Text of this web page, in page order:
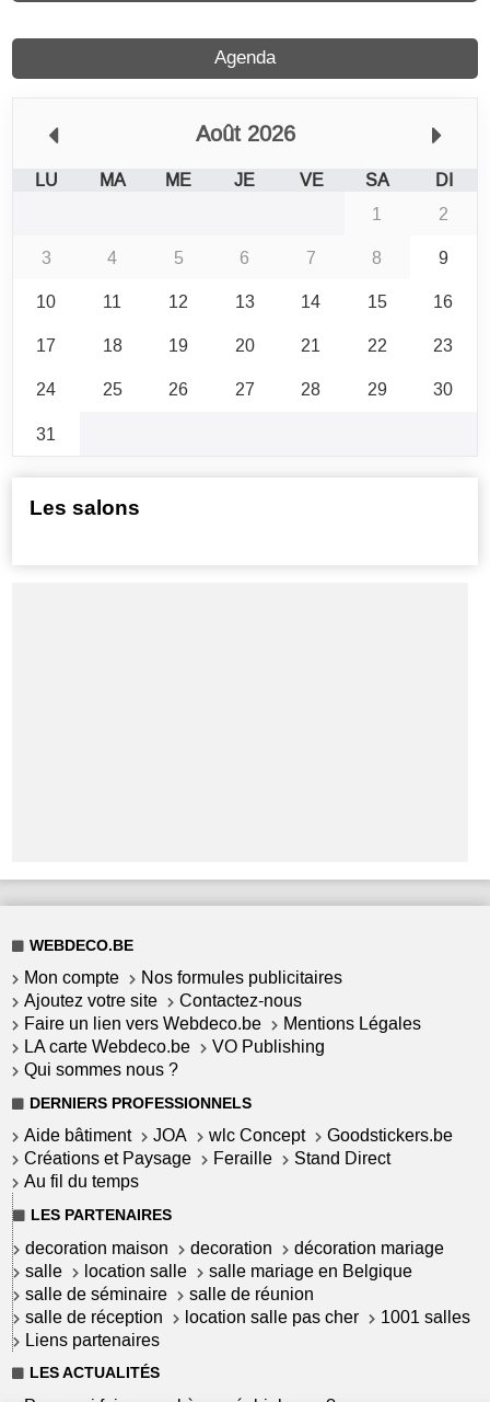
Agenda
Août 2026
LU MA ME JE VE SA
DI
1
2
3
4 5 6 7 8
9
10
11 12 13 14 15
16
17
18 19 20 21 22
23
24
25 26 27 28 29
30
31
Les salons
WEBDECO.BE
Mon compte
Nos formules publicitaires
Ajoutez votre site
Contactez-nous
Faire un lien vers Webdeco.be
Mentions Légales
LA carte Webdeco.be
VO Publishing
Qui sommes nous ?
DERNIERS PROFESSIONNELS
Aide bâtiment JOA wlc Concept
Goodstickers.be
Créations et Paysage
Feraille
Stand Direct
Au fil du temps
LES PARTENAIRES
decoration maison decoration
décoration mariage
salle
location salle
salle mariage en Belgique
salle de séminaire
salle de réunion
salle de réception
location salle pas cher
1001 salles
Liens partenaires
LES ACTUALITÉS